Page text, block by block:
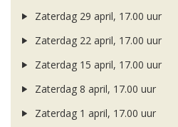
Zaterdag 29 april, 17.00 uur
Zaterdag 22 april, 17.00 uur
Zaterdag 15 april, 17.00 uur
Zaterdag 8 april, 17.00 uur
Zaterdag 1 april, 17.00 uur